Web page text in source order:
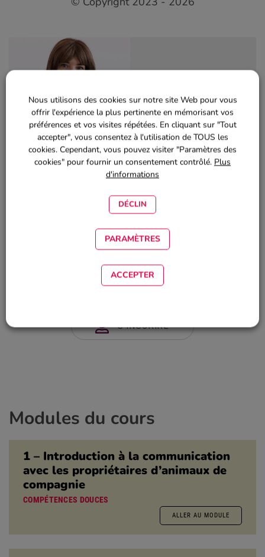
Author:
ÊTES-VOUS PRÊT ?
CONNEXION
S'INSCRIRE
Modules du cours
1 – Introduction à la communication
avec les propriétaires d’animaux de
compagnie
COMPÉTENCES DOUCES
ALLER AU MODULE
Nous utilisons des cookies sur notre site Web pour vous
offrir l'expérience la plus pertinente en mémorisant vos
préférences et vos visites répétées. En cliquant sur "Tout
accepter", vous consentez à l'utilisation de TOUS les
cookies. Cependant, vous pouvez visiter "Paramètres des
cookies" pour fournir un consentement contrôlé. Plus
d'informations
DÉCLIN
PARAMÈTRES
ACCEPTER